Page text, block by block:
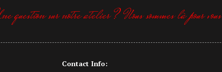
question sur notre atelier ? Nous sommes là pour
Contact Info: